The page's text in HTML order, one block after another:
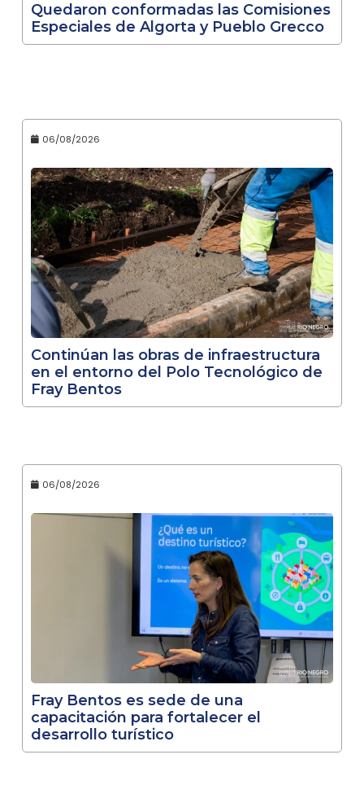
Quedaron conformadas las Comisiones
Especiales de Algorta y Pueblo Grecco
06/08/2026
Continúan las obras de infraestructura
en el entorno del Polo Tecnológico de
Fray Bentos
06/08/2026
Fray Bentos es sede de una
capacitación para fortalecer el
desarrollo turístico